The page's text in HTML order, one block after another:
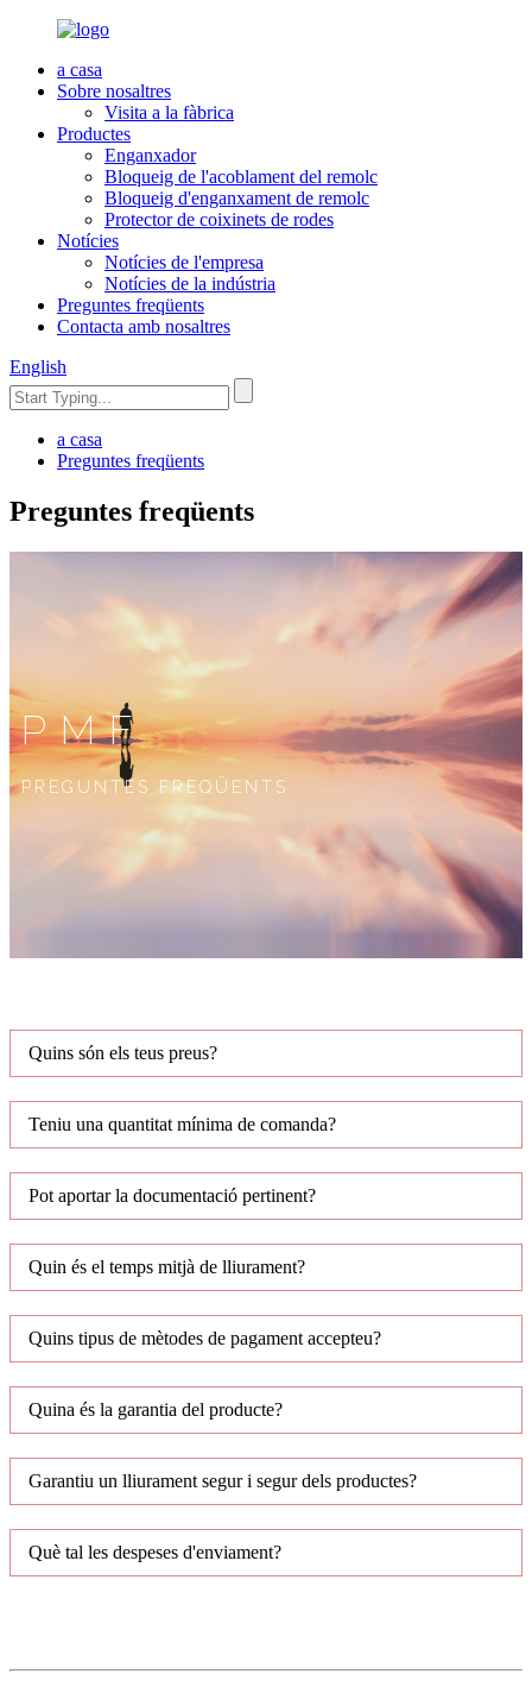
a casa
Sobre nosaltres
Visita a la fàbrica
Productes
Enganxador
Bloqueig de l'acoblament del remolc
Bloqueig d'enganxament de remolc
Protector de coixinets de rodes
Notícies
Notícies de l'empresa
Notícies de la indústria
Preguntes freqüents
Contacta amb nosaltres
English
a casa
Preguntes freqüents
Preguntes freqüents
PMF
PREGUNTES FREQÜENTS
Quins són els teus preus?
Teniu una quantitat mínima de comanda?
Pot aportar la documentació pertinent?
Quin és el temps mitjà de lliurament?
Quins tipus de mètodes de pagament accepteu?
Quina és la garantia del producte?
Garantiu un lliurament segur i segur dels productes?
Què tal les despeses d'enviament?